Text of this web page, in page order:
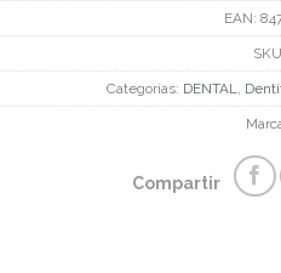
EAN:
Categorías: DENTAL,
Compartir